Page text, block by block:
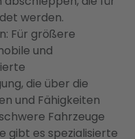
werden.
Für größere
und
die über die
und Fähigkeiten
Fahrzeuge
gibt es spezialisierte